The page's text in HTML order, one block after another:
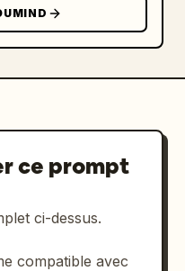
ce prompt
ci-dessus.
compatible avec